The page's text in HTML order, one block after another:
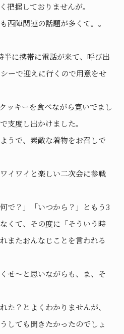
把握しておりませんが。
西陣関連の話題が多くて。。
半に携帯に電話が来て、呼び出
ーで迎えに行くので用意をせ
ッキーを食べながら寛いでまし
支度し出かけました。
うで、素敵な着物をお召しで
イワイと楽しい二次会に参戦
で？」「いつから？」ともう3
くて、その度に「そういう時
またおんなじことを言われる
せ〜と思いながらも、ま、そ
た？とよくわかりませんが、
しても聞きたかったのでしょ